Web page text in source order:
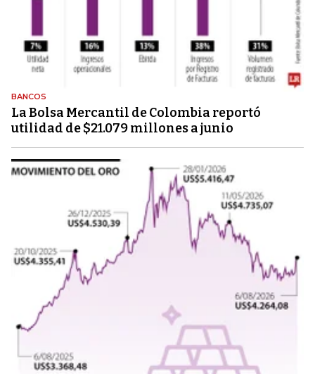
BANCOS
La Bolsa Mercantil de Colombia reportó
utilidad de $21.079 millones a junio